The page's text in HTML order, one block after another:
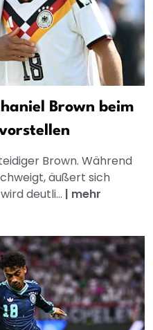
Brown beim
Brown. Während
äußert sich
deutli... | mehr